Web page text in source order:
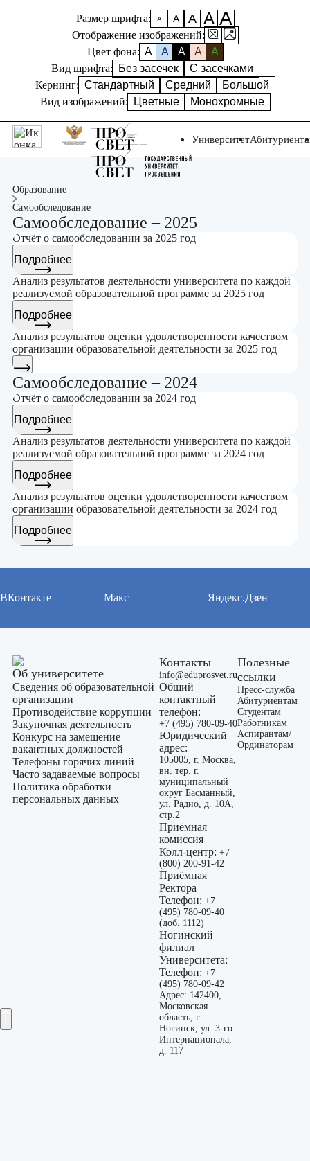
Размер шрифта: А А А А А
Отображение изображений:
Цвет фона: A A A A
A
Вид шрифта:
Без засечек
С засечками
Кернинг: Стандартный Средний
Большой
Вид изображений:
Цветные Монохромные
Университет
Образование
Самообследование
Самообследование – 2025
Отчёт о самообследовании за 2025 год
Подробнее
Анализ результатов деятельности университета по каждой
реализуемой образовательной программе за 2025 год
Подробнее
Анализ результатов оценки удовлетворенности качеством
организации образовательной деятельности за 2025 год
Самообследование – 2024
Отчёт о самообследовании за 2024 год
Подробнее
Анализ результатов деятельности университета по каждой
реализуемой образовательной программе за 2024 год
Подробнее
Анализ результатов оценки удовлетворенности качеством
организации образовательной деятельности за 2024 год
Подробнее
ВКонтакте Макс Яндекс.Дзен
Об университете
Сведения об образовательной
организации
Противодействие коррупции
Закупочная деятельность
Конкурс на замещение
вакантных должностей
Телефоны горячих линий
Часто задаваемые вопросы
Политика обработки
персональных данных
Контакты
info@eduprosvet.ru
Общий
контактный
телефон:
+7 (495) 780-09-40
Юридический
адрес:
105005, г. Москва,
вн. тер. г.
муниципальный
округ Басманный,
ул. Радио, д. 10А,
стр.2
Приёмная
комиссия
Колл-центр: +7
(800) 200-91-42
Приёмная
Ректора
Телефон: +7
(495) 780-09-40
(доб. 1112)
Ногинский
филиал
Университета:
Телефон: +7
(495) 780-09-42
Адрес: 142400,
Московская
область, г.
Ногинск, ул. 3-го
Интернационала,
д. 117
Полезные
ссылки
Пресс-служба
Абитуриентам
Студентам
Работникам
Аспирантам/
Ординаторам